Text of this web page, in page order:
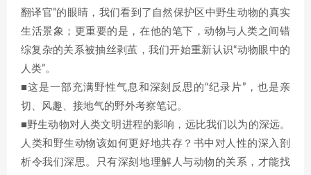
翻译官”的眼睛，我们看到了自然保护区中野生动物的真实
生活景象；更重要的是，在他的笔下，动物与人类之间错
综复杂的关系被抽丝剥茧，我们开始重新认识“动物眼中的
人类”。
■这是一部充满野性气息和深刻反思的“纪录片”，也是亲
切、风趣、接地气的野外考察笔记。
■野生动物对人类文明进程的影响，远比我们以为的深远。
人类和野生动物该如何更好地共存？书中对人性的深入剖
析令我们深思。只有深刻地理解人与动物的关系，才能找